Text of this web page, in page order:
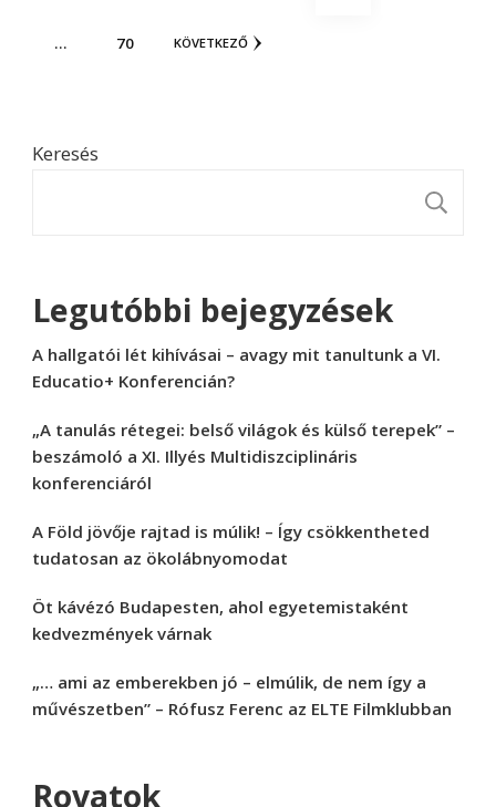
… OLDAL
70 KÖVETKEZŐ
Keresés
Legutóbbi bejegyzések
A hallgatói lét kihívásai – avagy mit tanultunk a VI.
Educatio+ Konferencián?
„A tanulás rétegei: belső világok és külső terepek” –
beszámoló a XI. Illyés Multidiszciplináris
konferenciáról
A Föld jövője rajtad is múlik! – Így csökkentheted
tudatosan az ökolábnyomodat
Öt kávézó Budapesten, ahol egyetemistaként
kedvezmények várnak
„… ami az emberekben jó – elmúlik, de nem így a
művészetben” – Rófusz Ferenc az ELTE Filmklubban
Rovatok